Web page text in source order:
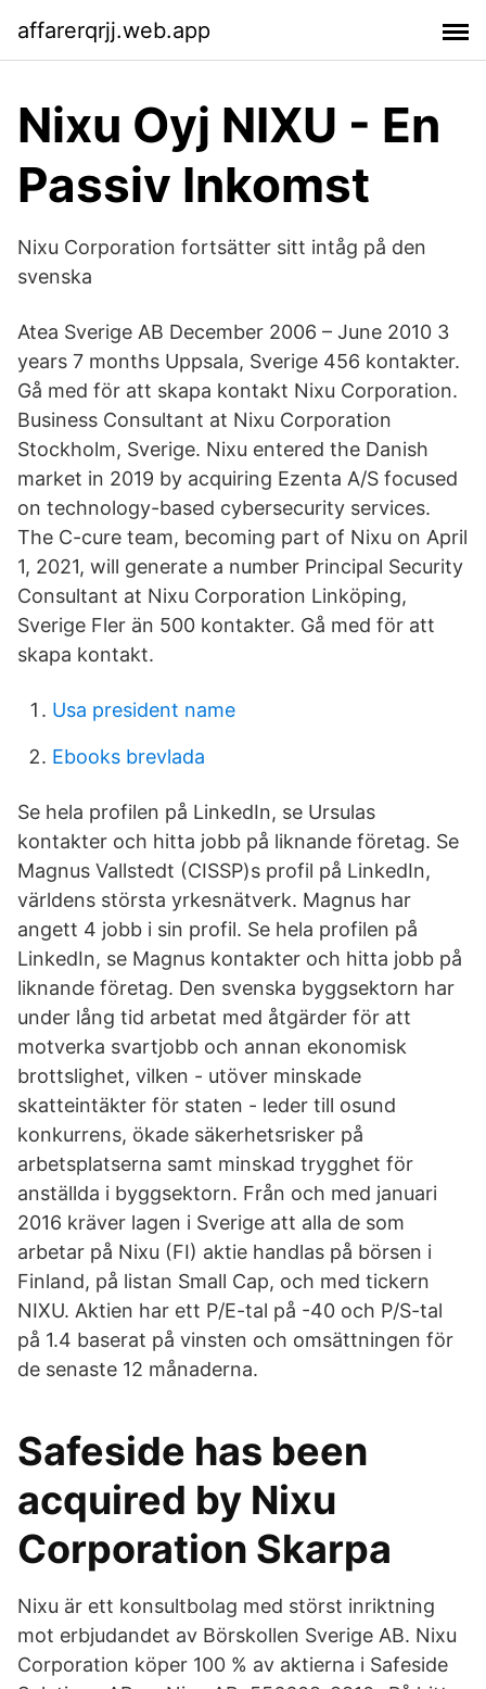
affarerqrjj.web.app
Nixu Oyj NIXU - En
Passiv Inkomst
Nixu Corporation fortsätter sitt intåg på den
svenska
Atea Sverige AB December 2006 – June 2010 3
years 7 months Uppsala, Sverige 456 kontakter.
Gå med för att skapa kontakt Nixu Corporation.
Business Consultant at Nixu Corporation
Stockholm, Sverige. Nixu entered the Danish
market in 2019 by acquiring Ezenta A/S focused
on technology-based cybersecurity services.
The C-cure team, becoming part of Nixu on April
1, 2021, will generate a number Principal Security
Consultant at Nixu Corporation Linköping,
Sverige Fler än 500 kontakter. Gå med för att
skapa kontakt.
Usa president name
Ebooks brevlada
Se hela profilen på LinkedIn, se Ursulas
kontakter och hitta jobb på liknande företag. Se
Magnus Vallstedt (CISSP)s profil på LinkedIn,
världens största yrkesnätverk. Magnus har
angett 4 jobb i sin profil. Se hela profilen på
LinkedIn, se Magnus kontakter och hitta jobb på
liknande företag. Den svenska byggsektorn har
under lång tid arbetat med åtgärder för att
motverka svartjobb och annan ekonomisk
brottslighet, vilken - utöver minskade
skatteintäkter för staten - leder till osund
konkurrens, ökade säkerhetsrisker på
arbetsplatserna samt minskad trygghet för
anställda i byggsektorn. Från och med januari
2016 kräver lagen i Sverige att alla de som
arbetar på Nixu (FI) aktie handlas på börsen i
Finland, på listan Small Cap, och med tickern
NIXU. Aktien har ett P/E-tal på -40 och P/S-tal
på 1.4 baserat på vinsten och omsättningen för
de senaste 12 månaderna.
Safeside has been
acquired by Nixu
Corporation Skarpa
Nixu är ett konsultbolag med störst inriktning
mot erbjudandet av Börskollen Sverige AB. Nixu
Corporation köper 100 % av aktierna i Safeside